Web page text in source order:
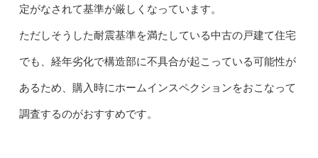
定がなされて基準が厳しくなっています。
ただしそうした耐震基準を満たしている中古の戸建て住宅
でも、経年劣化で構造部に不具合が起こっている可能性が
あるため、購入時にホームインスペクションをおこなって
調査するのがおすすめです。